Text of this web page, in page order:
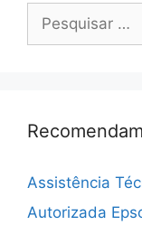
por:
Assistência
Autorizada